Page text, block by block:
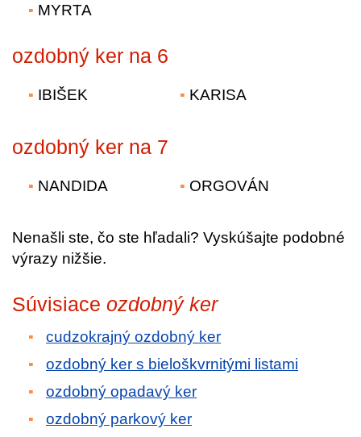
MYRTA
ozdobný ker na 6
IBIŠEK KARISA
ozdobný ker na 7
NANDIDA ORGOVÁN
Nenašli ste, čo ste hľadali? Vyskúšajte podobné
výrazy nižšie.
Súvisiace ozdobný ker
cudzokrajný ozdobný ker
ozdobný ker s bieloškvrnitými listami
ozdobný opadavý ker
ozdobný parkový ker